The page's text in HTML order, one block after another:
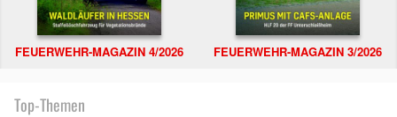
FEUERWEHR-MAGAZIN 4/2026 FEUERWEHR-MAGAZIN 3/2026
Top-Themen